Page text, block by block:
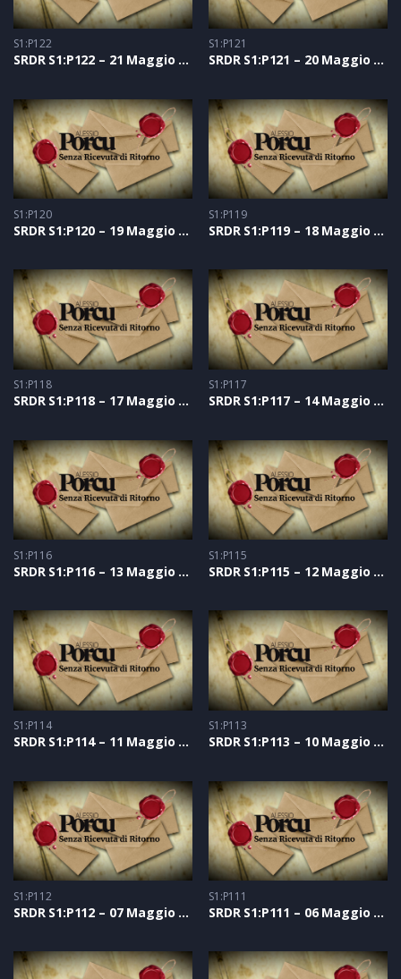
S1:P122
SRDR S1:P122 – 21 Maggio 2021
S1:P121
SRDR S1:P121 – 20 Maggio 2021
S1:P120
SRDR S1:P120 – 19 Maggio 2021
S1:P119
SRDR S1:P119 – 18 Maggio 2021
S1:P118
SRDR S1:P118 – 17 Maggio 2021
S1:P117
SRDR S1:P117 – 14 Maggio 2021
S1:P116
SRDR S1:P116 – 13 Maggio 2021
S1:P115
SRDR S1:P115 – 12 Maggio 2021
S1:P114
SRDR S1:P114 – 11 Maggio 2021
S1:P113
SRDR S1:P113 – 10 Maggio 2021
S1:P112
SRDR S1:P112 – 07 Maggio 2021
S1:P111
SRDR S1:P111 – 06 Maggio 2021